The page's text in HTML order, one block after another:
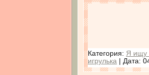
Категория: Я ищу
игрулька | Дата: